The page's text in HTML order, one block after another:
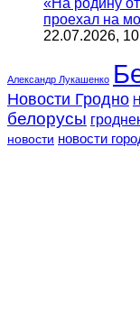
проехал на
22.07.2026,
Александр Лукашенко
Новости Гродно
белорусы
новости новости